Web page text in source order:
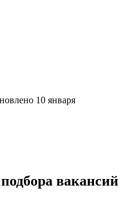
10 января
вакансий